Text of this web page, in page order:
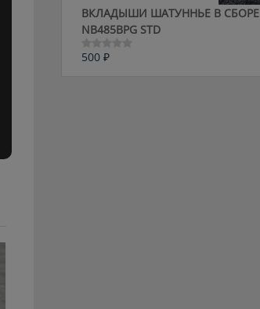
ВКЛАДЫШИ ШАТУННЬЕ В СБОРЕ
NB485BPG STD
Оценка
500 ₽